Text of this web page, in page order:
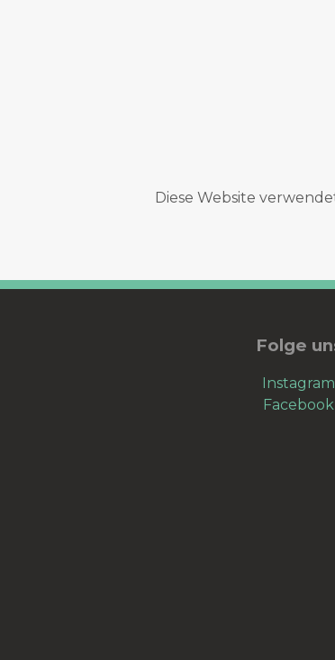
Diese Website
Folge
Instagram
Facebook